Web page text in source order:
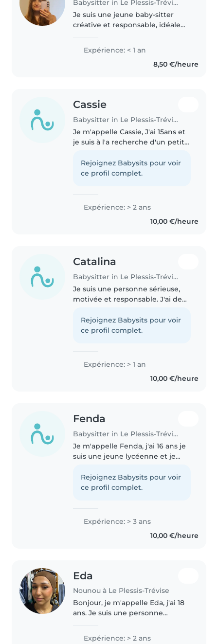
Babysitter in Le Plessis-Trévise
Je suis une jeune baby-sitter
créative et responsable, idéale
âge préscolaire et scolaire. Je
parle français et anglais et
j'adore dessiner, lire des..
Expérience: < 1 an
8,50 €/heure
Cassie
Babysitter in Le Plessis-Trévise
Je m'appelle Cassie, J'ai 15ans et
je suis à l'a recherche d'un petit
sérieuse, investie et j'adore les
enfants, j'ai de l'expérience avec
Rejoignez Babysits pour voir
ce profil complet.
Expérience: > 2 ans
10,00 €/heure
Catalina
Babysitter in Le Plessis-Trévise
Je suis une personne sérieuse,
motivée et responsable. J'ai de
grâce à mes deux petites sœurs
ainsi que mes cousins plus
Rejoignez Babysits pour voir
ce profil complet.
Expérience: > 1 an
10,00 €/heure
Fenda
Babysitter in Le Plessis-Trévise
Je m'appelle Fenda, j'ai 16 ans je
suis une jeune lycéenne et je
enfants. Je me suis plusieurs fois
occupé des enfants, ma famille
Rejoignez Babysits pour voir
ce profil complet.
Expérience: > 3 ans
10,00 €/heure
Eda
Nounou à Le Plessis-Trévise
Bonjour, je m'appelle Eda, j'ai 18
ans. Je suis une personne
qui apprécie le contact avec les
Expérience: > 2 ans